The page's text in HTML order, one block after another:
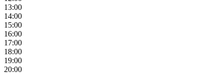
13:00
14:00
15:00
16:00
17:00
18:00
19:00
20:00